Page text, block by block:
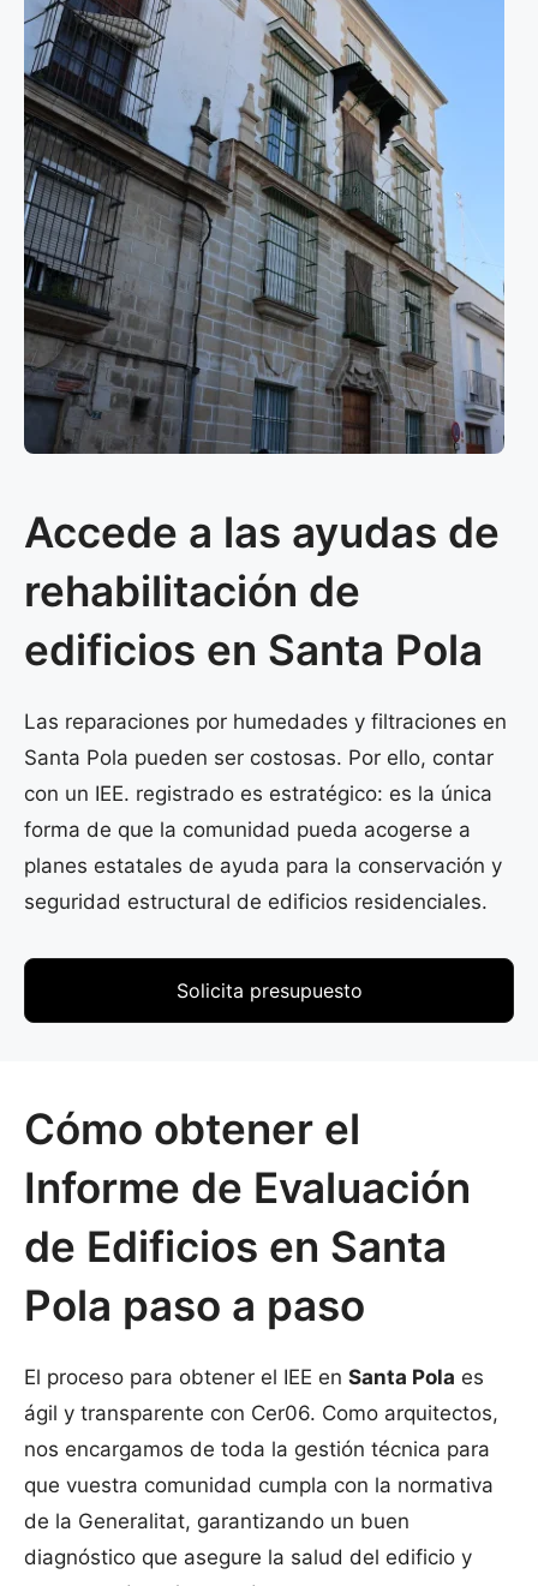
Accede a las ayudas de
rehabilitación de
edificios en Santa Pola
Las reparaciones por humedades y filtraciones en
Santa Pola pueden ser costosas. Por ello, contar
con un IEE. registrado es estratégico: es la única
forma de que la comunidad pueda acogerse a
planes estatales de ayuda para la conservación y
seguridad estructural de edificios residenciales.
Solicita presupuesto
Cómo obtener el
Informe de Evaluación
de Edificios en Santa
Pola paso a paso
El proceso para obtener el IEE en Santa Pola es
ágil y transparente con Cer06. Como arquitectos,
nos encargamos de toda la gestión técnica para
que vuestra comunidad cumpla con la normativa
de la Generalitat, garantizando un buen
diagnóstico que asegure la salud del edificio y